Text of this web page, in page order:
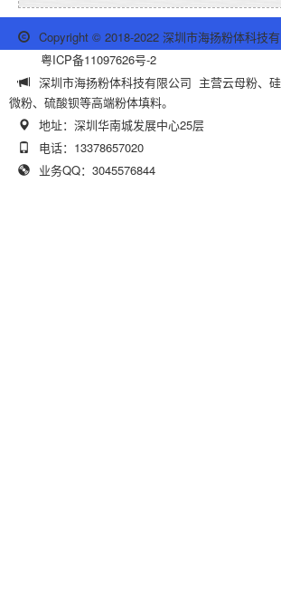
Copyright © 2018-2022 深圳市海扬粉体科技
粤ICP备11097626号-2
深圳市海扬粉体科技有限公司 主营云母粉、
微粉、硫酸钡等高端粉体填料。
地址：深圳华南城发展中心25层
电话：13378657020
业务QQ：3045576844